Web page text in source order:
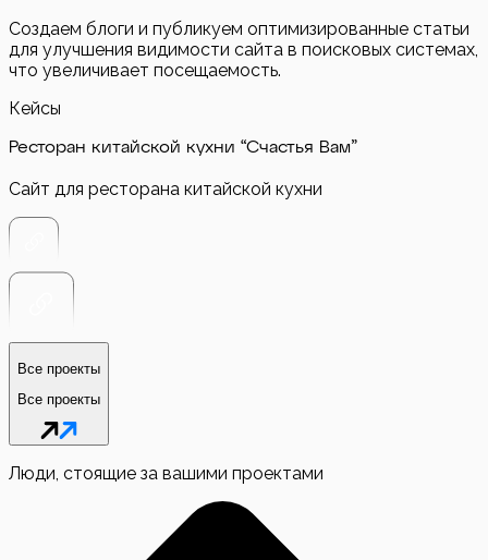
Создаем блоги и публикуем оптимизированные статьи
для улучшения видимости сайта в поисковых системах,
что увеличивает посещаемость.
Кейсы
Ресторан китайской кухни “Счастья Вам”
Сайт для ресторана китайской кухни
Все проекты
Все проекты
Люди, стоящие за вашими проектами